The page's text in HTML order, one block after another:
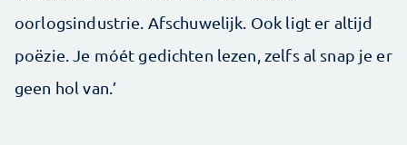
oorlogsindustrie. Afschuwelijk. Ook ligt er altijd
poëzie. Je móét gedichten lezen, zelfs al snap je er
geen hol van.’